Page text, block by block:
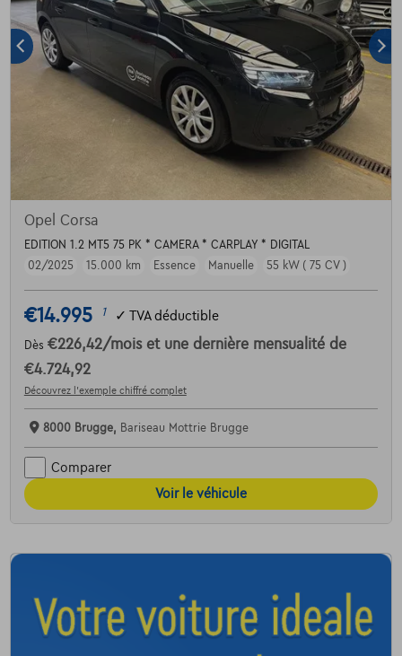
Opel Corsa
EDITION 1.2 MT5 75 PK * CAMERA * CARPLAY * DIGITAL
02/2025
15.000 km Essence Manuelle 55 kW ( 75 CV )
€14.995 1 ✓ TVA déductible
Dès €226,42/mois et une dernière mensualité de
€4.724,92
Découvrez l’exemple chiffré complet
8000 Brugge, Bariseau Mottrie Brugge
Comparer
Voir le véhicule